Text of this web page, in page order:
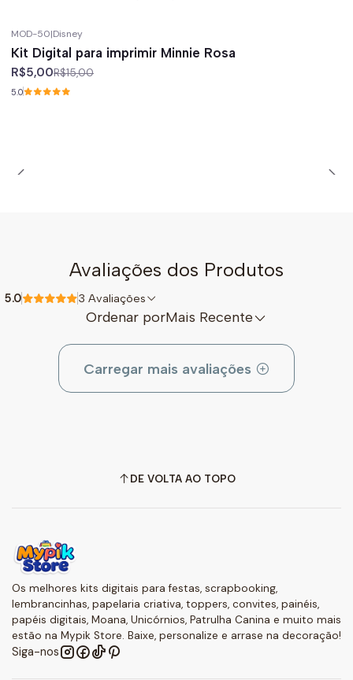
MOD-50|Disney
Kit Digital para imprimir Minnie Rosa
R$5,00R$15,00
5.0
Avaliações dos Produtos
5.0 3 Avaliações
Ordenar porMais Recente
Carregar mais avaliações
DE VOLTA AO TOPO
Os melhores kits digitais para festas, scrapbooking,
lembrancinhas, papelaria criativa, toppers, convites, painéis,
papéis digitais, Moana, Unicórnios, Patrulha Canina e muito mais
estão na Mypik Store. Baixe, personalize e arrase na decoração!
Siga-nos